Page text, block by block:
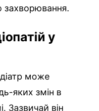
захворювання.
у
може
яких змін в
Зазвичай він